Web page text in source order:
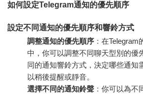
如何設定Telegram通知的優先順序
設定不同通知的優先順序和響鈴方式
調整通知的優先順序 ：在Telegram
中，你可以調整不同聊天型別的優
同的通知響鈴方式，決定哪些通知
以稍後提醒或靜音。
選擇不同的通知鈴聲 ：你可以為不